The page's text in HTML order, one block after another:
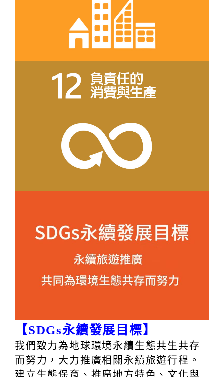
【SDGs永續發展目標】
我們致力為地球環境永續生態共生共存
而努力，大力推廣相關永續旅遊行程。